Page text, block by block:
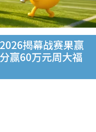
揭幕战赛果赢
赢60万元周大福